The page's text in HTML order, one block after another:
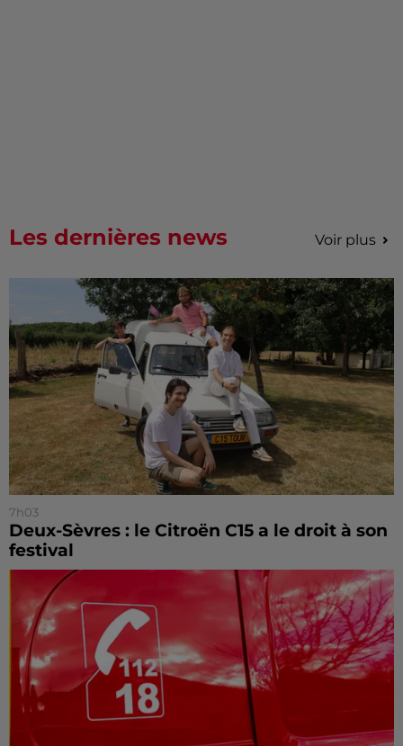
Les dernières news Voir plus
7h03
Deux-Sèvres : le Citroën C15 a le droit à son
festival